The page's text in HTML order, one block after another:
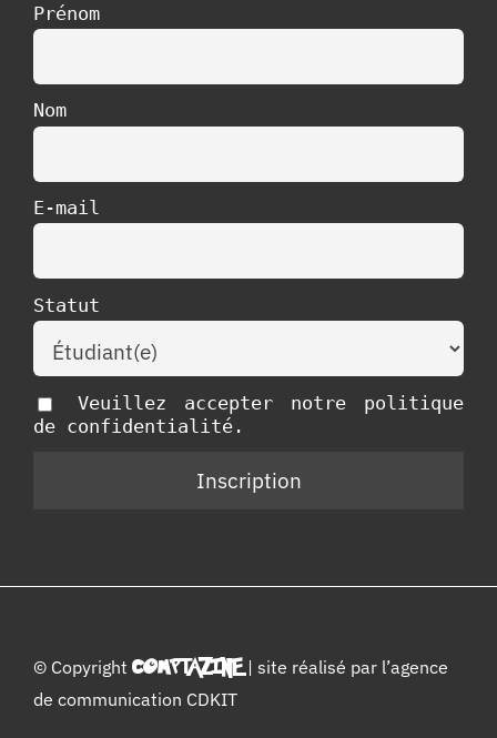
Prénom
Nom
E-mail
Statut
Veuillez accepter notre politique
de confidentialité.
© Copyright COMPTAZINE| site réalisé par l’agence
de communication CDKIT